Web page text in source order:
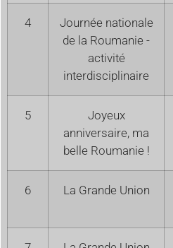
4
Journée nationale
de la Roumanie -
activité
interdisciplinaire
5
Joyeux
anniversaire, ma
belle Roumanie !
6 La Grande Union